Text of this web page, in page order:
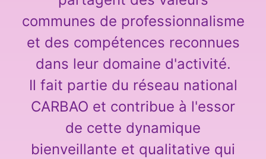
communes de professionnalisme
et des compétences reconnues
dans leur domaine d'activité.
Il fait partie du réseau national
CARBAO et contribue à l'essor
de cette dynamique
bienveillante et qualitative qui